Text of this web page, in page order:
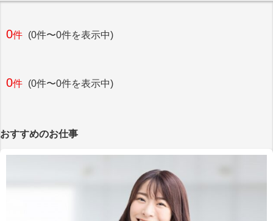
0件 (0件〜0件を表示中)
0件 (0件〜0件を表示中)
おすすめのお仕事